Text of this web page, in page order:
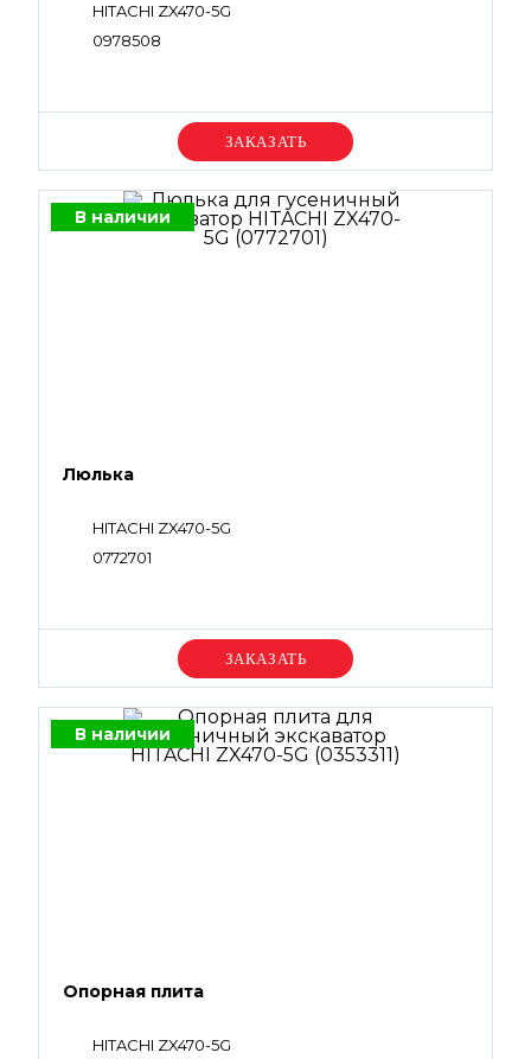
HITACHI ZX470-5G
0978508
Уточняйте цену
В наличии
Люлька
HITACHI ZX470-5G
0772701
Уточняйте цену
В наличии
Опорная плита
HITACHI ZX470-5G